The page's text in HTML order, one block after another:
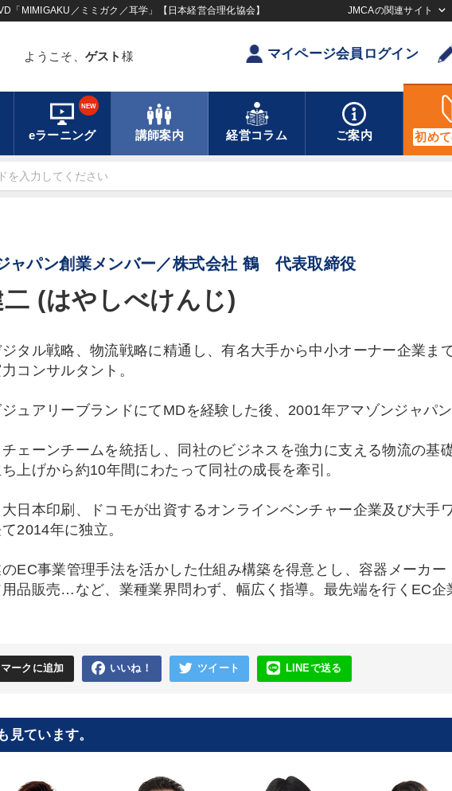
「MIMIGAKU／ミミガク／耳学」【日本経営合理化協会】 JMCAの関連サイト
ようこそ、 ゲスト 様 マイページ会員ログイン
eラーニング
NEW
講師案内 経営コラム ご案内 初め
ャパン創業メンバー／株式会社 鶴 代表取締役
(はやしべけんじ)
タル戦略、物流戦略に精通し、有名大手から中小オーナー企業ま
コンサルタント。
ュアリーブランドにてMDを経験した後、2001年アマゾンジャパン
ェーンチームを統括し、同社のビジネスを強力に支える物流の基
上げから約10年間にわたって同社の成長を牽引。
日本印刷、ドコモが出資するオンラインベンチャー企業及び大手
2014年に独立。
EC事業管理手法を活かした仕組み構築を得意とし、容器メーカー
品販売…など、業種業界問わず、幅広く指導。最先端を行くEC企
ークに追加 いいね！ ツイート LINEで送る
見ています。